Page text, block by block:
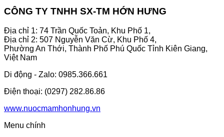
CÔNG TY TNHH SX-TM HỚN HƯNG
Địa chỉ 1: 74 Trần Quốc Toản, Khu Phố 1,
Địa chỉ 2: 507 Nguyễn Văn Cừ, Khu Phố 4,
Phường An Thới, Thành Phố Phú Quốc Tỉnh Kiên Giang,
Việt Nam
Di động - Zalo: 0985.366.661
Điện thoại: (0297) 282.86.86
www.nuocmamhonhung.vn
Menu chính